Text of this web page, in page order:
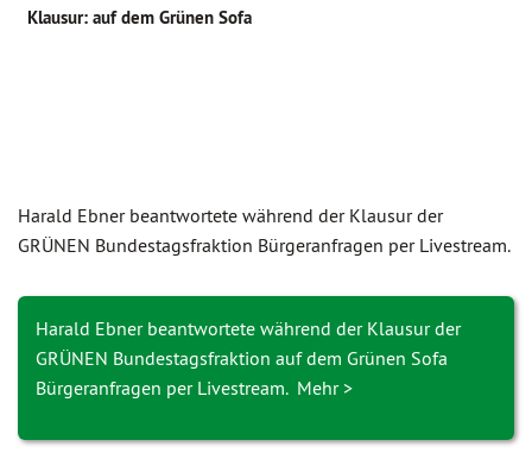
Klausur: auf dem Grünen Sofa
Harald Ebner beantwortete während der Klausur der
GRÜNEN Bundes­tags­fraktion Bürgeranfragen per Livestream.
Harald Ebner beantwortete während der Klausur der
GRÜNEN Bundestagsfraktion auf dem Grünen Sofa
Bürgeranfragen per Livestream. Mehr >